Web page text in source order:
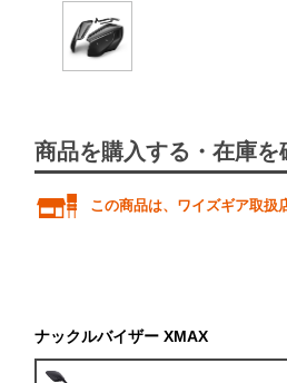
商品を購入する・在庫を
この商品は、ワイズギア取扱
ナックルバイザー XMAX